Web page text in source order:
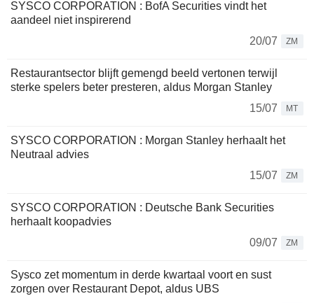
SYSCO CORPORATION : BofA Securities vindt het
aandeel niet inspirerend
20/07
ZM
Restaurantsector blijft gemengd beeld vertonen terwijl
sterke spelers beter presteren, aldus Morgan Stanley
15/07
MT
SYSCO CORPORATION : Morgan Stanley herhaalt het
Neutraal advies
15/07
ZM
SYSCO CORPORATION : Deutsche Bank Securities
herhaalt koopadvies
09/07
ZM
Sysco zet momentum in derde kwartaal voort en sust
zorgen over Restaurant Depot, aldus UBS